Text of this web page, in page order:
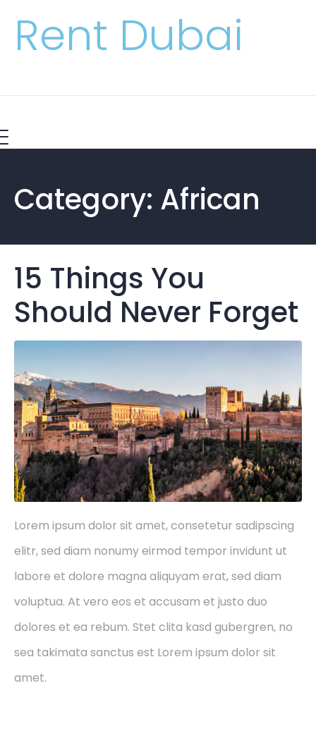
Rent Dubai
Category: African
15 Things You
Should Never Forget
Lorem ipsum dolor sit amet, consetetur sadipscing
elitr, sed diam nonumy eirmod tempor invidunt ut
labore et dolore magna aliquyam erat, sed diam
voluptua. At vero eos et accusam et justo duo
dolores et ea rebum. Stet clita kasd gubergren, no
sea takimata sanctus est Lorem ipsum dolor sit
amet.